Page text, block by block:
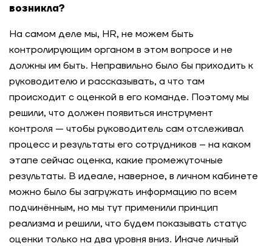
возникла?
На самом деле мы, HR, не можем быть
контролирующим органом в этом вопросе и не
должны им быть. Неправильно было бы приходить к
руководителю и рассказывать, а что там
происходит с оценкой в его команде. Поэтому мы
решили, что должен появиться инструмент
контроля — чтобы руководитель сам отслеживал
процесс и результаты его сотрудников – на каком
этапе сейчас оценка, какие промежуточные
результаты. В идеале, наверное, в личном кабинете
можно было бы загружать информацию по всем
подчинённым, но мы тут применили принцип
реализма и решили, что будем показывать статус
оценки только на два уровня вниз. Иначе личный